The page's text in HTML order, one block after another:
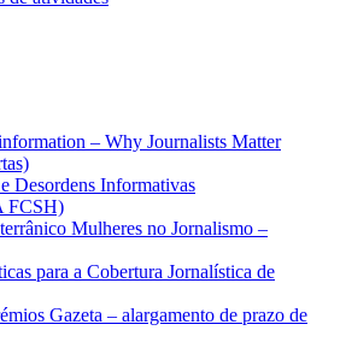
– Why Journalists Matter
Desordens Informativas
FCSH)
Mulheres no Jornalismo –
para a Cobertura Jornalística de
Gazeta – alargamento de prazo de